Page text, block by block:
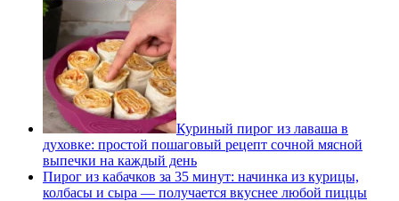
Куриный пирог из лаваша в
духовке: простой пошаговый рецепт сочной мясной
выпечки на каждый день
Пирог из кабачков за 35 минут: начинка из курицы,
колбасы и сыра — получается вкуснее любой пиццы